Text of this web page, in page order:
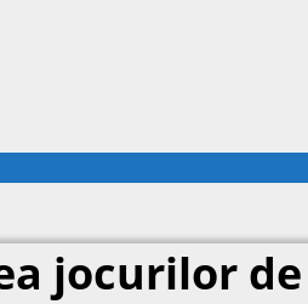
jocurilor de